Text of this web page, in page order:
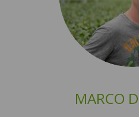
MARCO